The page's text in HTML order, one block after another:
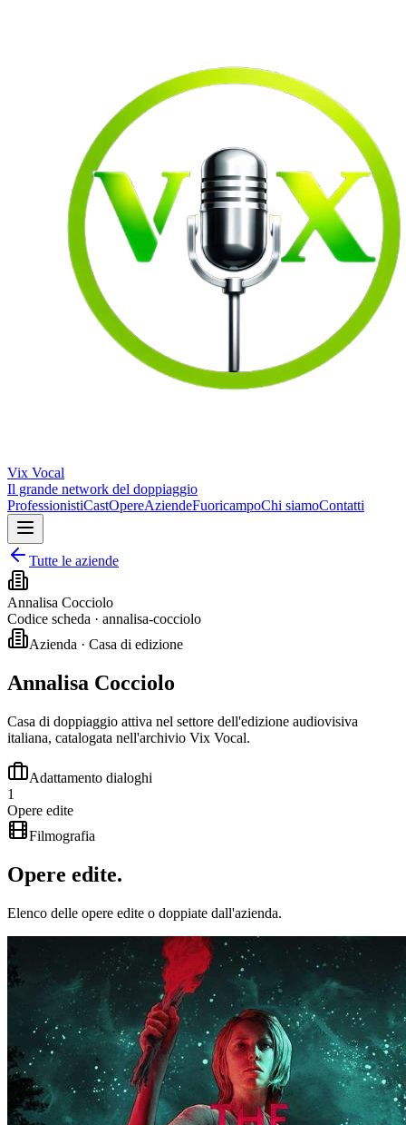
Vix Vocal
Il grande network del doppiaggio
ProfessionistiCastOpereAziendeFuoricampoChi siamoContatti
Tutte le aziende
Annalisa Cocciolo
Codice scheda · annalisa-cocciolo
Azienda · Casa di edizione
Annalisa Cocciolo
Casa di doppiaggio attiva nel settore dell'edizione audiovisiva
italiana, catalogata nell'archivio Vix Vocal.
Adattamento dialoghi
1
Opere edite
Filmografia
Opere edite.
Elenco delle opere edite o doppiate dall'azienda.